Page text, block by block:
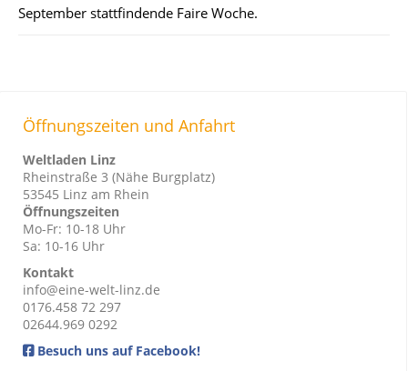
September stattfindende Faire Woche.
Öffnungszeiten und Anfahrt
Weltladen Linz
Rheinstraße 3 (Nähe Burgplatz)
53545 Linz am Rhein
Öffnungszeiten
Mo-Fr: 10-18 Uhr
Sa: 10-16 Uhr
Kontakt
info@eine-welt-linz.de
0176.458 72 297
02644.969 0292
Besuch uns auf Facebook!